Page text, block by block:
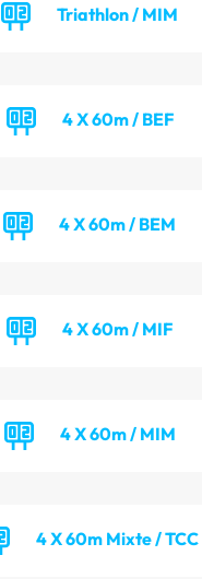
Triathlon / MIM
4 X 60m / BEF
4 X 60m / BEM
4 X 60m / MIF
4 X 60m / MIM
4 X 60m Mixte / TCC